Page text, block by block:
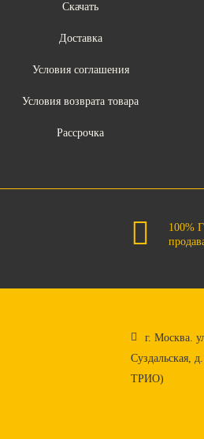
Скачать
Доставка
Условия соглашения
Условия возврата товара
Рассрочка
100%
г. Москва.
Суздальская,
ТРИО)